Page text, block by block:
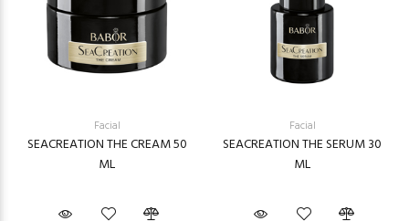
Facial
SEACREATION THE CREAM 50
ML
Facial
SEACREATION THE SERUM 30
ML